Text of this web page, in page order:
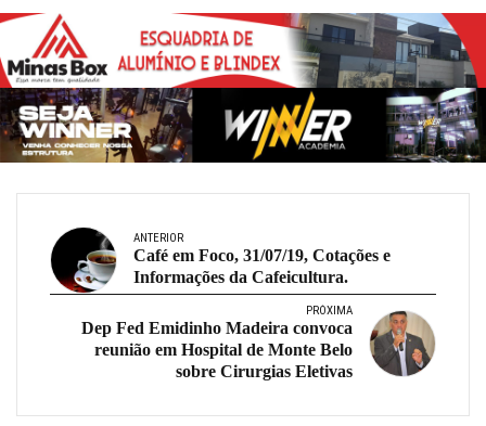
ANTERIOR
Café em Foco, 31/07/19, Cotações e
Informações da Cafeicultura.
PRÓXIMA
Dep Fed Emidinho Madeira convoca
reunião em Hospital de Monte Belo
sobre Cirurgias Eletivas